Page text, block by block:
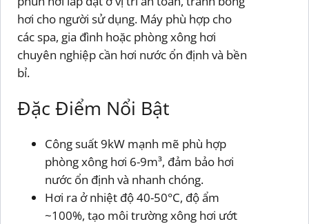
hơi cho người sử dụng. Máy phù hợp cho
các spa, gia đình hoặc phòng xông hơi
chuyên nghiệp cần hơi nước ổn định và bền
bỉ.
Đặc Điểm Nổi Bật
Công suất 9kW mạnh mẽ phù hợp
phòng xông hơi 6-9m³, đảm bảo hơi
nước ổn định và nhanh chóng.
Hơi ra ở nhiệt độ 40-50°C, độ ẩm
~100%, tạo môi trường xông hơi ướt